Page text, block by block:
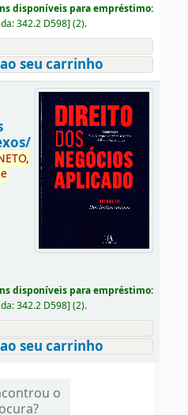
disponíveis para empréstimo:
342.2 D598] (2).
seu carrinho
disponíveis para empréstimo:
342.2 D598] (2).
seu carrinho
o